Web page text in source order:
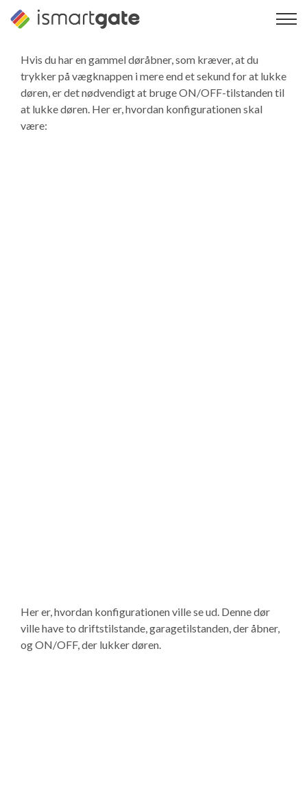
Spring
Hvis du har en gammel døråbner, som kræver, at du
trykker på vægknappen i mere end et sekund for at lukke
døren, er det nødvendigt at bruge ON/OFF-tilstanden til
at lukke døren. Her er, hvordan konfigurationen skal
være:
Her er, hvordan konfigurationen ville se ud. Denne dør
ville have to driftstilstande, garagetilstanden, der åbner,
og ON/OFF, der lukker døren.